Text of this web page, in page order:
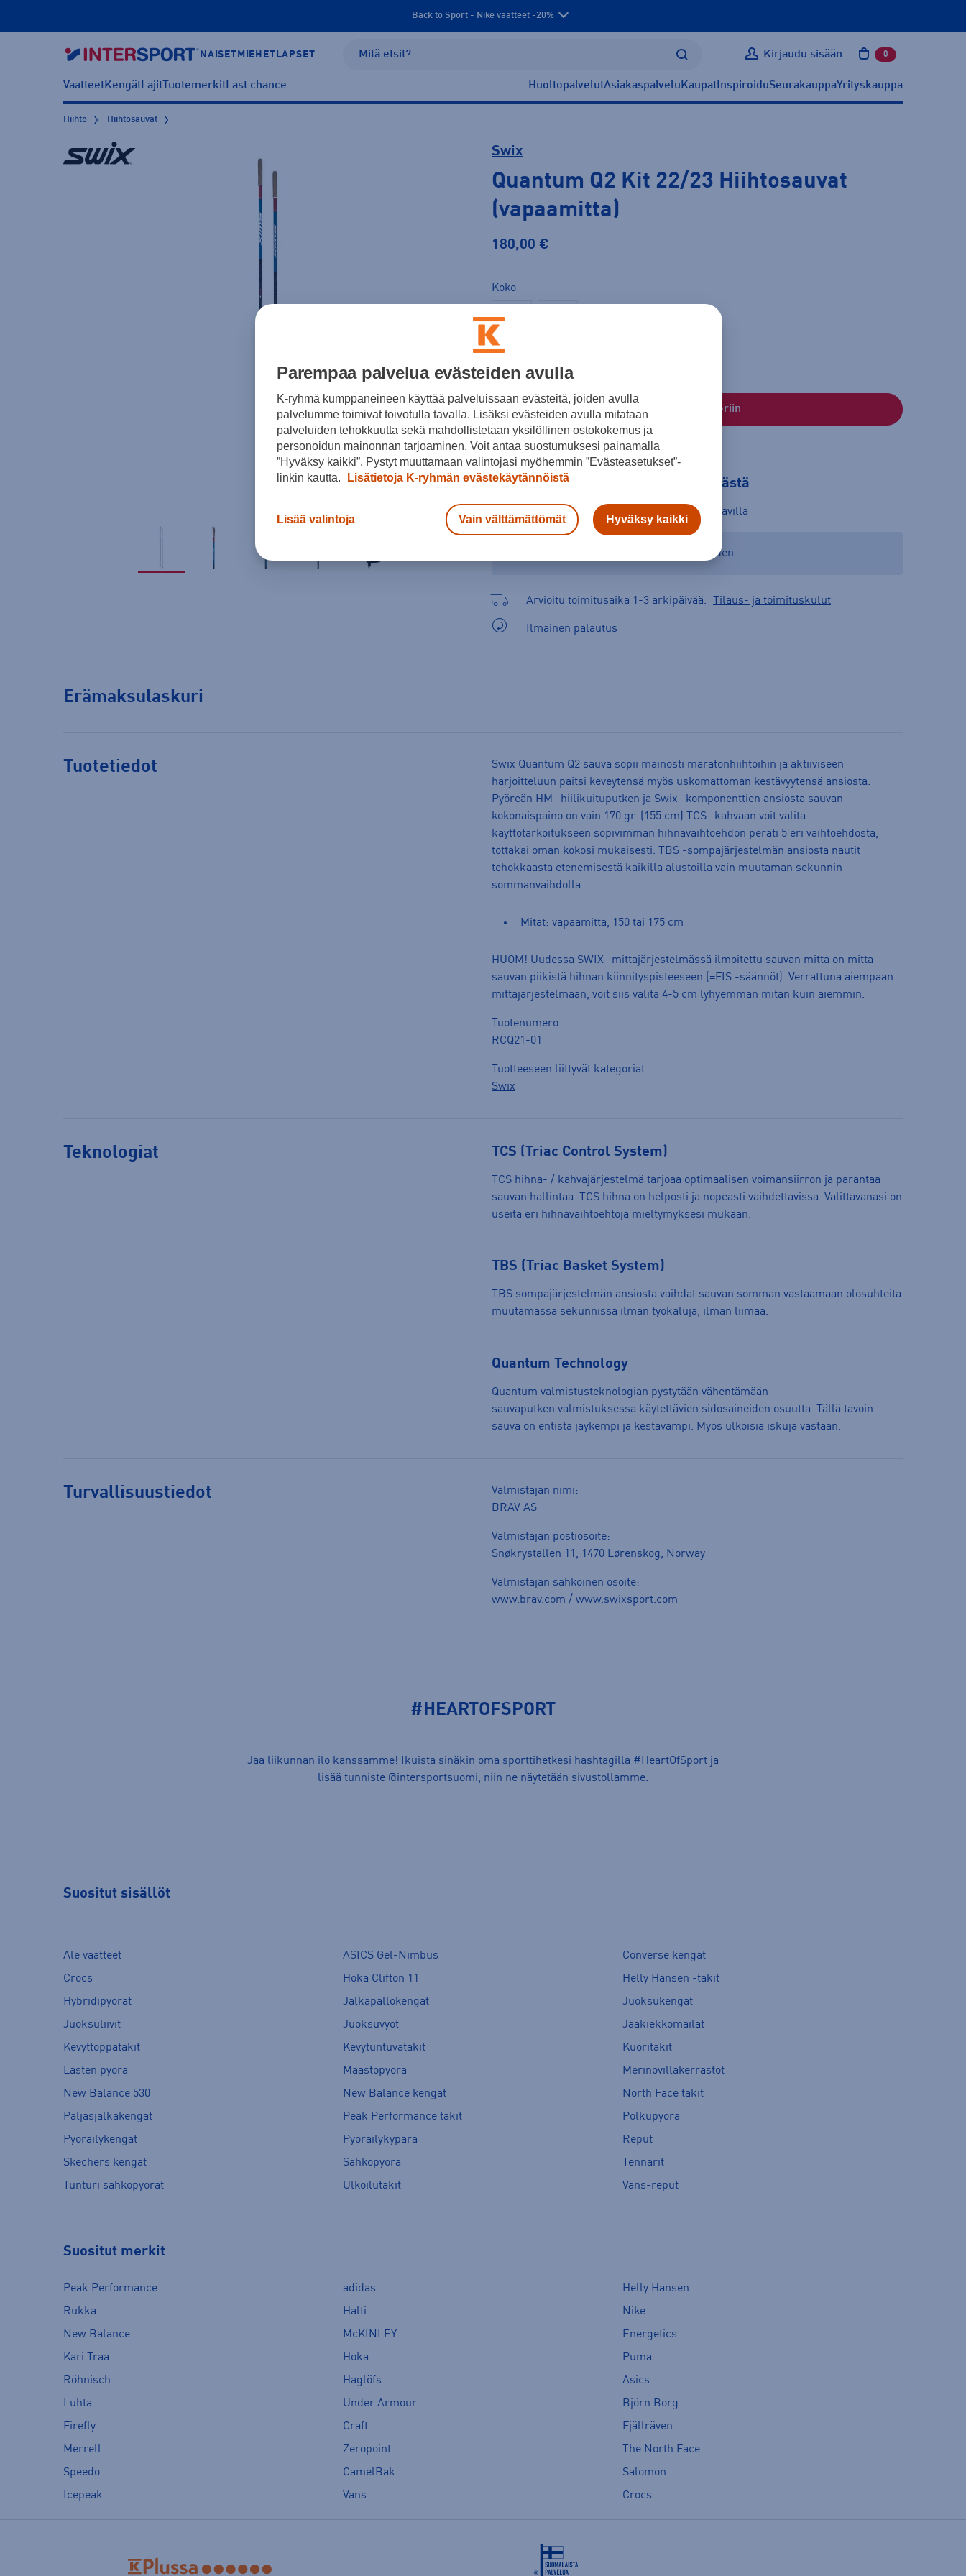
Back to Sport - Nike vaatteet -20%
NAISET MIEHET LAPSET Kirjaudu sisään 0 tuotetta
VaatteetKengätLajitTuotemerkitLast chance HuoltopalvelutAsiakaspalvelu Kaupat InspiroiduSeurakauppaYrityskauppa
Hiihto Hiihtosauvat
Swix
Quantum Q2 Kit 22/23 Hiihtosauvat
(vapaamitta)
180,00 €
Koko
Hiihtosauvan valintaopas
Lisää ostoskoriin
Tarkista saatavuus ja tilaa myymälästä
Saatavilla Ei saatavilla
Valitse koko nähdäksesi myymäläsaatavuuden.
Arvioitu toimitusaika 1-3 arkipäivää. Tilaus- ja toimituskulut
Ilmainen palautus
Erämaksulaskuri
Tuotetiedot
Swix Quantum Q2 sauva sopii mainosti maratonhiihtoihin ja aktiiviseen
harjoitteluun paitsi keveytensä myös uskomattoman kestävyytensä ansiosta.
Pyöreän HM -hiilikuituputken ja Swix -komponenttien ansiosta sauvan
kokonaispaino on vain 170 gr. (155 cm).TCS -kahvaan voit valita
käyttötarkoitukseen sopivimman hihnavaihtoehdon peräti 5 eri vaihtoehdosta,
tottakai oman kokosi mukaisesti. TBS -sompajärjestelmän ansiosta nautit
tehokkaasta etenemisestä kaikilla alustoilla vain muutaman sekunnin
sommanvaihdolla.
Mitat: vapaamitta, 150 tai 175 cm
HUOM! Uudessa SWIX -mittajärjestelmässä ilmoitettu sauvan mitta on mitta
sauvan piikistä hihnan kiinnityspisteeseen (=FIS -säännöt). Verrattuna aiempaan
mittajärjestelmään, voit siis valita 4-5 cm lyhyemmän mitan kuin aiemmin.
Tuotenumero
RCQ21-01
Tuotteeseen liittyvät kategoriat
Swix
Teknologiat TCS (Triac Control System)
TCS hihna- / kahvajärjestelmä tarjoaa optimaalisen voimansiirron ja parantaa
sauvan hallintaa. TCS hihna on helposti ja nopeasti vaihdettavissa. Valittavanasi on
useita eri hihnavaihtoehtoja mieltymyksesi mukaan.
TBS (Triac Basket System)
TBS sompajärjestelmän ansiosta vaihdat sauvan somman vastaamaan olosuhteita
muutamassa sekunnissa ilman työkaluja, ilman liimaa.
Quantum Technology
Quantum valmistusteknologian pystytään vähentämään
sauvaputken valmistuksessa käytettävien sidosaineiden osuutta. Tällä tavoin
sauva on entistä jäykempi ja kestävämpi. Myös ulkoisia iskuja vastaan.
Turvallisuustiedot
Valmistajan nimi:
BRAV AS
Valmistajan postiosoite:
Snøkrystallen 11, 1470 Lørenskog, Norway
Valmistajan sähköinen osoite:
www.brav.com / www.swixsport.com
#HEARTOFSPORT
Jaa liikunnan ilo kanssamme! Ikuista sinäkin oma sporttihetkesi hashtagilla #HeartOfSport ja
lisää tunniste @intersportsuomi, niin ne näytetään sivustollamme.
Suositut sisällöt
Ale vaatteet ASICS Gel-Nimbus
Converse kengät
Crocs
Hoka Clifton 11
Helly Hansen -takit
Hybridipyörät
Jalkapallokengät
Juoksukengät
Juoksuliivit
Juoksuvyöt
Jääkiekkomailat
Kevyttoppatakit
Kevytuntuvatakit
Kuoritakit
Lasten pyörä
Maastopyörä
Merinovillakerrastot
New Balance 530
New Balance kengät
North Face takit
Paljasjalkakengät
Peak Performance takit
Polkupyörä
Pyöräilykengät
Pyöräilykypärä
Reput
Skechers kengät
Sähköpyörä
Tennarit
Tunturi sähköpyörät
Ulkoilutakit Vans-reput
Suositut merkit
Peak Performance adidas
Helly Hansen
Rukka
Halti
Nike
New Balance
McKINLEY
Energetics
Kari Traa
Hoka
Puma
Röhnisch
Haglöfs
Asics
Luhta
Under Armour
Björn Borg
Firefly
Craft
Fjällräven
Merrell
Zeropoint
The North Face
Speedo
CamelBak
Salomon
Icepeak
Vans Crocs
Parempaa palvelua evästeiden avulla
K-ryhmä kumppaneineen käyttää palveluissaan evästeitä, joiden avulla
palvelumme toimivat toivotulla tavalla. Lisäksi evästeiden avulla mitataan
palveluiden tehokkuutta sekä mahdollistetaan yksilöllinen ostokokemus ja
personoidun mainonnan tarjoaminen. Voit antaa suostumuksesi painamalla
”Hyväksy kaikki”. Pystyt muuttamaan valintojasi myöhemmin ”Evästeasetukset”-
linkin kautta.
Lisätietoja K-ryhmän evästekäytännöistä
Lisää valintoja Vain välttämättömät Hyväksy kaikki